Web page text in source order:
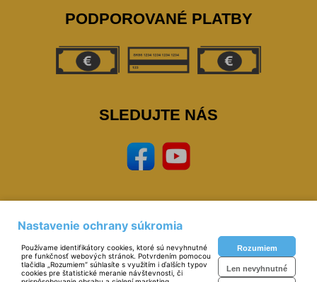
PODPOROVANÉ PLATBY
SLEDUJTE NÁS
Prevádzkovateľ: © Miloš Sipták - zeleziarstvo.sk 2023, zeleziarstvo, eshop,
naradie, nastoroje, zverak, narex, bosch, mars, extol, skrinky, zvaracky, elektrody, kukly,
metre, vodovahy, vrtaky, pilky
Technické riešenie:© MiBe ESHOP 2023 verzia: 51
Nastavenie ochrany súkromia
Používame identifikátory cookies, ktoré sú nevyhnutné
pre funkčnosť webových stránok. Potvrdením pomocou
tlačidla „Rozumiem“ súhlasíte s využitím i ďalších typov
cookies pre štatistické meranie návštevnosti, či
Rozumiem
Len nevyhnutné